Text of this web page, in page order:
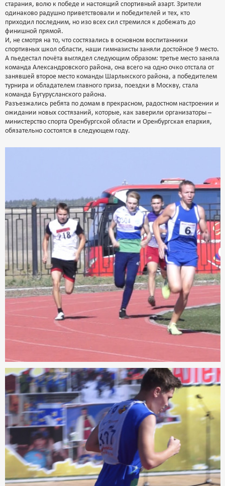
старания, волю к победе и настоящий спортивный азарт. Зрители
одинаково радушно приветствовали и победителей и тех, кто
приходил последним, но изо всех сил стремился к добежать до
финишной прямой.
И, не смотря на то, что состязались в основном воспитанники
спортивных школ области, наши гимназисты заняли достойное 9 место.
А пьедестал почёта выглядел следующим образом: третье место заняла
команда Александровского района, она всего на одно очко отстала от
занявшей второе место команды Шарлыкского района, а победителем
турнира и обладателем главного приза, поездки в Москву, стала
команда Бугурусланского района.
Разъезжались ребята по домам в прекрасном, радостном настроении и
ожидании новых состязаний, которые, как заверили организаторы –
министерство спорта Оренбургской области и Оренбургская епархия,
обязательно состоятся в следующем году.